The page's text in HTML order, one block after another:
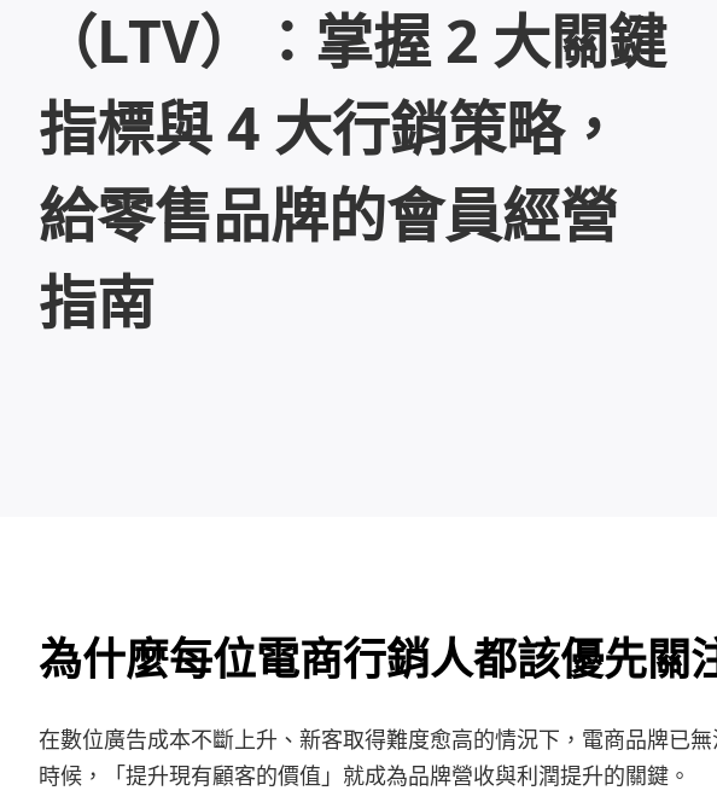
（LTV）：掌握 2 大關鍵
指標與 4 大行銷策略，
給零售品牌的會員經營
指南
為什麼每位電商行銷人都該優先關
在數位廣告成本不斷上升、新客取得難度愈高的情況下，電商品牌已
時候，「提升現有顧客的價值」就成為品牌營收與利潤提升的關鍵。